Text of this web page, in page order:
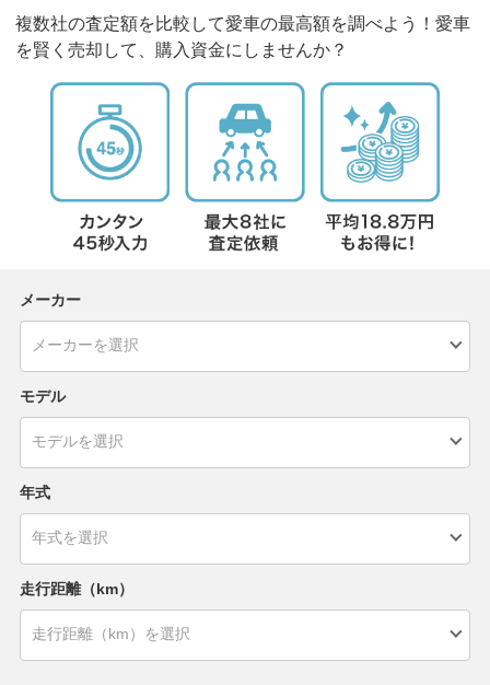
複数社の査定額を比較して愛車の最高額を調べよう！愛車
を賢く売却して、購入資金にしませんか？
メーカー
モデル
年式
走行距離（km）